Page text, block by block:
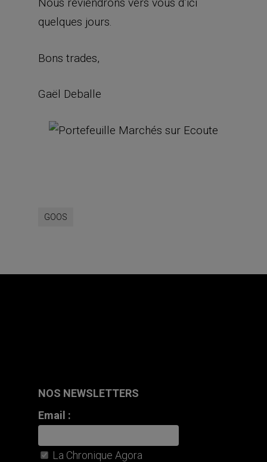
quelques jours.
Bons trades,
Gaël Deballe
GOOS
NOS NEWSLETTERS
Email :
La Chronique Agora